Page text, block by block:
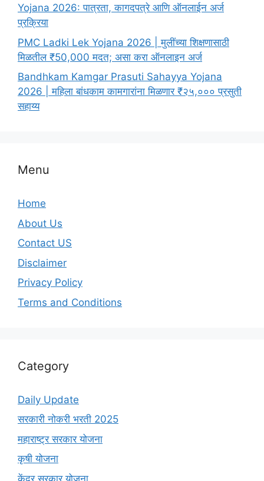
Yojana 2026: पात्रता, कागदपत्रे आणि ऑनलाईन अर्ज
प्रक्रिया
PMC Ladki Lek Yojana 2026 | मुलींच्या शिक्षणासाठी
मिळतील ₹50,000 मदत; असा करा ऑनलाइन अर्ज
Bandhkam Kamgar Prasuti Sahayya Yojana
2026 | महिला बांधकाम कामगारांना मिळणार ₹२५,००० प्रसुती
सहाय्य
Menu
Home
About Us
Contact US
Disclaimer
Privacy Policy
Terms and Conditions
Category
Daily Update
सरकारी नोकरी भरती 2025
महाराष्ट्र सरकार योजना
कृषी योजना
केंद्र सरकार योजना